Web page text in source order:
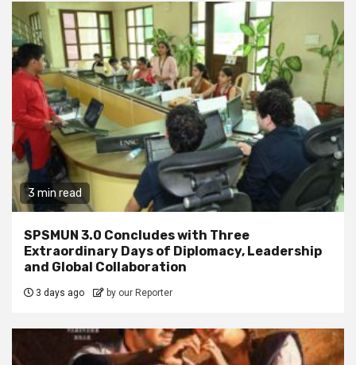
3 min read
SPSMUN 3.0 Concludes with Three
Extraordinary Days of Diplomacy, Leadership
and Global Collaboration
3 days ago by our Reporter